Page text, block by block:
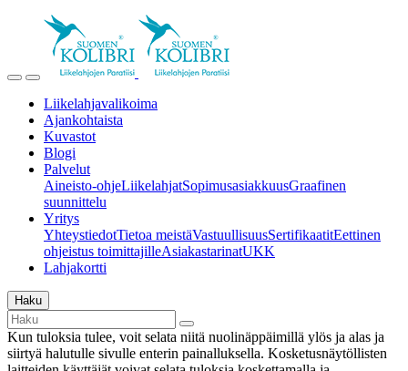
Liikelahjavalikoima
Ajankohtaista
Kuvastot
Blogi
Palvelut
Aineisto-ohjeLiikelahjatSopimusasiakkuusGraafinen
suunnittelu
Yritys
YhteystiedotTietoa meistäVastuullisuusSertifikaatitEettinen
ohjeistus toimittajilleAsiakastarinatUKK
Lahjakortti
Haku
Kun tuloksia tulee, voit selata niitä nuolinäppäimillä ylös ja alas ja
siirtyä halutulle sivulle enterin painalluksella. Kosketusnäytöllisten